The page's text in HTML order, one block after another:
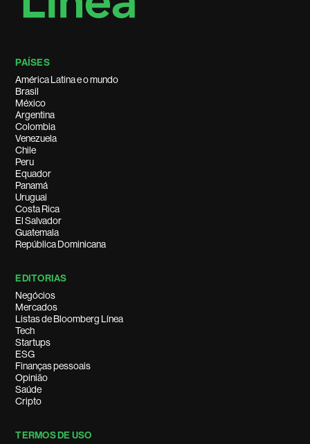
PAÍSES
América Latina e o mundo
Brasil
México
Argentina
Colombia
Venezuela
Chile
Peru
Equador
Panamá
Uruguai
Costa Rica
El Salvador
Guatemala
República Dominicana
EDITORIAS
Negócios
Mercados
Listas de Bloomberg Línea
Tech
Startups
ESG
Finanças pessoais
Opinião
Saúde
Cripto
TERMOS DE USO